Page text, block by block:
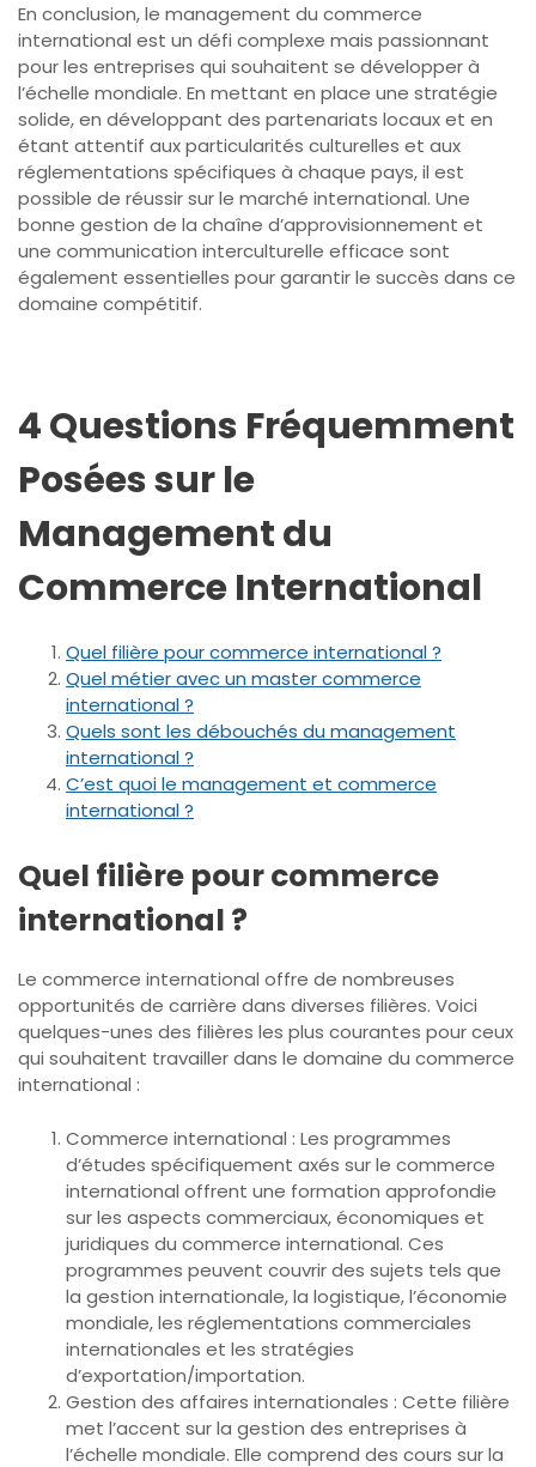
En conclusion, le management du commerce
international est un défi complexe mais passionnant
pour les entreprises qui souhaitent se développer à
l’échelle mondiale. En mettant en place une stratégie
solide, en développant des partenariats locaux et en
étant attentif aux particularités culturelles et aux
réglementations spécifiques à chaque pays, il est
possible de réussir sur le marché international. Une
bonne gestion de la chaîne d’approvisionnement et
une communication interculturelle efficace sont
également essentielles pour garantir le succès dans ce
domaine compétitif.
4 Questions Fréquemment
Posées sur le
Management du
Commerce International
Quel filière pour commerce international ?
Quel métier avec un master commerce
international ?
Quels sont les débouchés du management
international ?
C’est quoi le management et commerce
international ?
Quel filière pour commerce
international ?
Le commerce international offre de nombreuses
opportunités de carrière dans diverses filières. Voici
quelques-unes des filières les plus courantes pour ceux
qui souhaitent travailler dans le domaine du commerce
international :
Commerce international : Les programmes
d’études spécifiquement axés sur le commerce
international offrent une formation approfondie
sur les aspects commerciaux, économiques et
juridiques du commerce international. Ces
programmes peuvent couvrir des sujets tels que
la gestion internationale, la logistique, l’économie
mondiale, les réglementations commerciales
internationales et les stratégies
d’exportation/importation.
Gestion des affaires internationales : Cette filière
met l’accent sur la gestion des entreprises à
l’échelle mondiale. Elle comprend des cours sur la